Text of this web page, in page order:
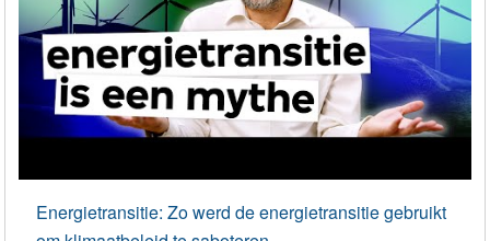
Energietransitie: Zo werd de energietransitie gebruikt